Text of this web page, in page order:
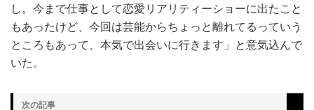
し。今まで仕事として恋愛リアリティーショーに出たこと
もあったけど、今回は芸能からちょっと離れてるっていう
ところもあって、本気で出会いに行きます」と意気込んで
いた。